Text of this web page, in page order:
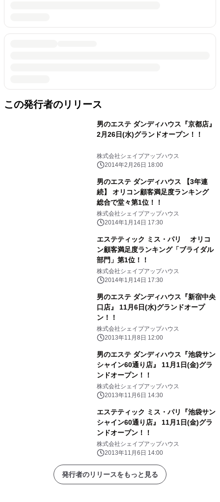
この発行者のリリース
男のエステ ダンディハウス『京都店』
2月26日(水)グランドオープン！！
株式会社シェイプアップハウス
2014年2月26日 18:00
男のエステ ダンディハウス 【3年連
続】 オリコン顧客満足度ランキング
総合で堂々第1位！！
株式会社シェイプアップハウス
2014年1月14日 17:30
エステティック ミス・パリ オリコ
ン顧客満足度ランキング「ブライダル
部門」第1位！！
株式会社シェイプアップハウス
2014年1月14日 17:30
男のエステ ダンディハウス『新宿中央
口店』 11月6日(水)グランドオープ
ン！！
株式会社シェイプアップハウス
2013年11月8日 12:00
男のエステ ダンディハウス『池袋サン
シャイン60通り店』 11月1日(金)グラ
ンドオープン！！
株式会社シェイプアップハウス
2013年11月6日 14:30
エステティック ミス・パリ『池袋サン
シャイン60通り店』 11月1日(金)グラ
ンドオープン！！
株式会社シェイプアップハウス
2013年11月6日 14:00
発行者のリリースをもっと見る